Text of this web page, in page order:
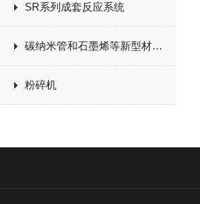
SR系列成套反应系统
碳纳米管和石墨烯等新型材料生产设备
粉碎机